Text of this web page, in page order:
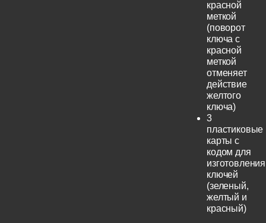
красной
меткой
(поворот
ключа с
красной
меткой
отменяет
действие
желтого
ключа)
3
пластиковые
карты с
кодом для
изготовления
ключей
(зеленый,
желтый и
красный)